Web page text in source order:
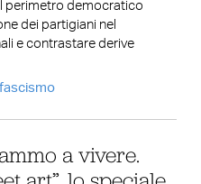
perimetro democratico
dei partigiani nel
e contrastare derive
a vivere.